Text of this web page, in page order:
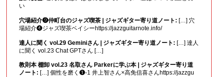
い
穴場紹介❾仲町台のジャズ喫茶 | ジャズギター寄り道ノート: […] 穴
場紹介❹ジャズ喫茶ベイシーhttps://jazzguitarnote.info/
達人に聞く vol.29 Geminiさん | ジャズギター寄り道ノート: […] 達人
に聞く vol.23 Chat GPTさん […]
教則本 棚卸 vol.23 名取さん Parkerに学ぶ本 | ジャズギター寄り道
ノート: […] 個性を磨く❶-1 井上智さん×高免信喜さんhttps://jazzgu